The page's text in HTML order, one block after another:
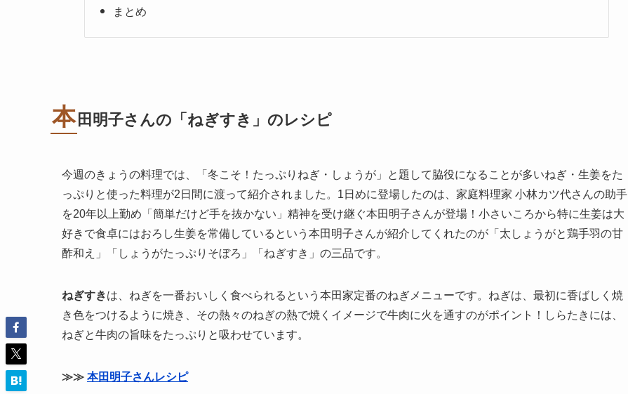
まとめ
本 田明子さんの「ねぎすき」のレシピ
今週のきょうの料理では、「冬こそ！たっぷりねぎ・しょうが」と題して脇役になることが多いねぎ・生姜をた
っぷりと使った料理が2日間に渡って紹介されました。1日めに登場したのは、家庭料理家 小林カツ代さんの助手
を20年以上勤め「簡単だけど手を抜かない」精神を受け継ぐ本田明子さんが登場！小さいころから特に生姜は大
好きで食卓にはおろし生姜を常備しているという本田明子さんが紹介してくれたのが「太しょうがと鶏手羽の甘
酢和え」「しょうがたっぷりそぼろ」「ねぎすき」の三品です。
ねぎすきは、ねぎを一番おいしく食べられるという本田家定番のねぎメニューです。ねぎは、最初に香ばしく焼
き色をつけるように焼き、その熱々のねぎの熱で焼くイメージで牛肉に火を通すのがポイント！しらたきには、
ねぎと牛肉の旨味をたっぷりと吸わせています。
≫≫ 本田明子さんレシピ